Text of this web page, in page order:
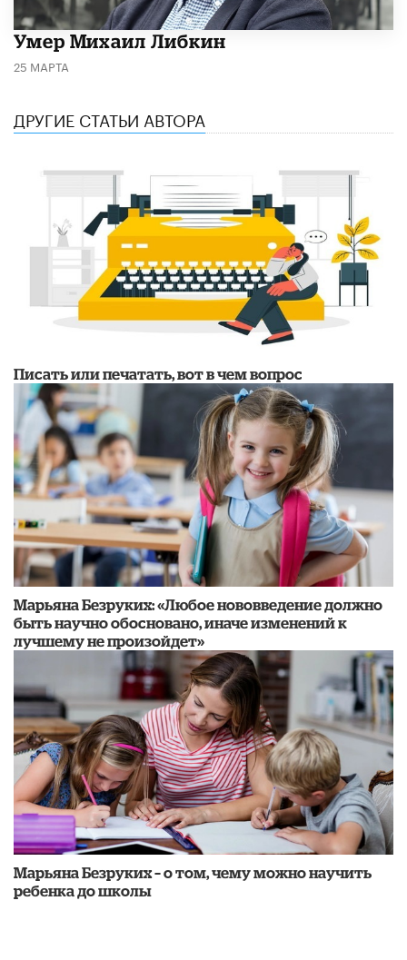
​Умер Михаил Либкин
25 МАРТА
ДРУГИЕ СТАТЬИ АВТОРА
Писать или печатать, вот в чем вопрос
Марьяна Безруких: «Любое нововведение должно
быть научно обосновано, иначе изменений к
лучшему не произойдет»
Марьяна Безруких – о том, чему можно научить
ребенка до школы